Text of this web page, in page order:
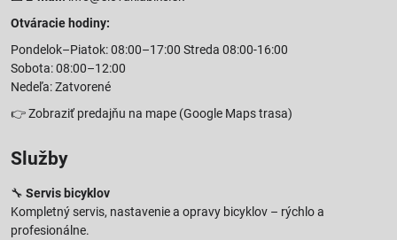
Otváracie hodiny:
Pondelok–Piatok: 08:00–17:00 Streda 08:00-16:00
Sobota: 08:00–12:00
Nedeľa: Zatvorené
👉Zobraziť predajňu na mape (Google Maps trasa)
Služby
🔧 Servis bicyklov
Kompletný servis, nastavenie a opravy bicyklov – rýchlo a
profesionálne.